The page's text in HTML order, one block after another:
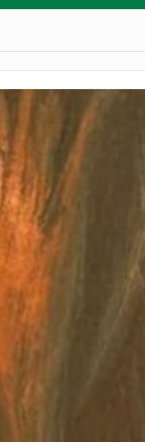
KEPEMILIKANNYA
ZAKAT DENGAN CARA